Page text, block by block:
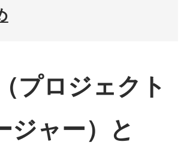
プロジェクト
ジャー）と